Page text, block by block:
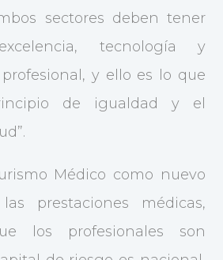
sectores deben tener
tecnología y
y ello es lo que
de igualdad y el
Médico como nuevo
prestaciones médicas,
los profesionales son